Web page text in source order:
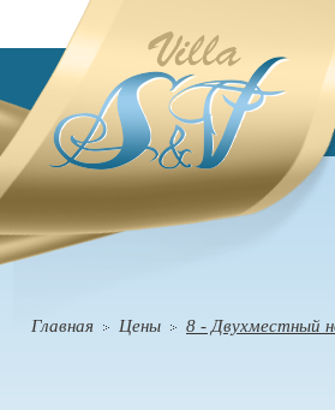
Главная Цены 8 - Двухместный